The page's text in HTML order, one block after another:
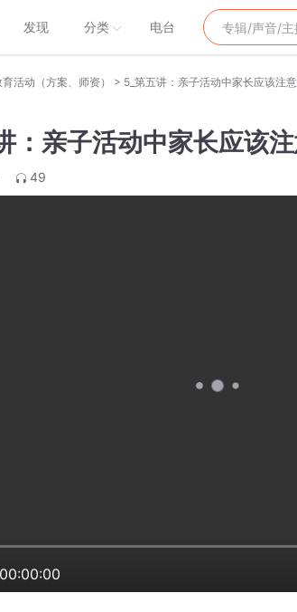
发现 分类 电台
活动（方案、师资） > 5_第五讲：亲子活动中家长应该注
：亲子活动中家长应该
49
00:00:00